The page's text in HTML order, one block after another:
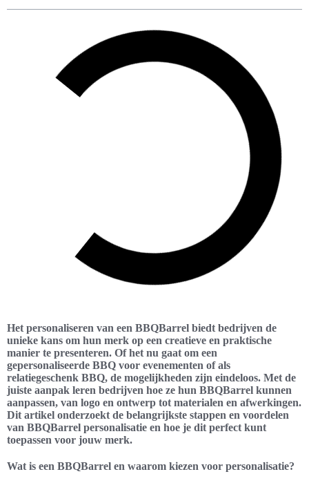
Het personaliseren van een BBQBarrel biedt bedrijven de
unieke kans om hun merk op een creatieve en praktische
manier te presenteren. Of het nu gaat om een
gepersonaliseerde BBQ voor evenementen of als
relatiegeschenk BBQ, de mogelijkheden zijn eindeloos. Met de
juiste aanpak leren bedrijven hoe ze hun BBQBarrel kunnen
aanpassen, van logo en ontwerp tot materialen en afwerkingen.
Dit artikel onderzoekt de belangrijkste stappen en voordelen
van BBQBarrel personalisatie en hoe je dit perfect kunt
toepassen voor jouw merk.
Wat is een BBQBarrel en waarom kiezen voor personalisatie?